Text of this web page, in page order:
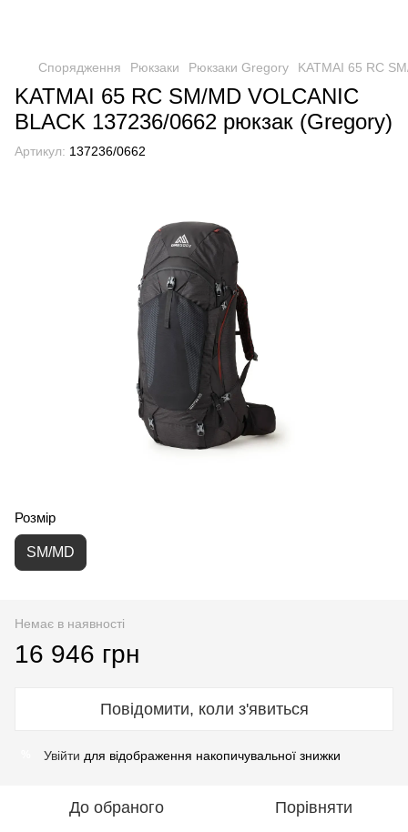
Спорядження Рюкзаки Рюкзаки Gregory KATMAI 65 RC
KATMAI 65 RC SM/MD VOLCANIC
BLACK 137236/0662 рюкзак (Gregory)
Артикул: 137236/0662
Розмір
SM/MD
Немає в наявності
16 946 грн
Повідомити, коли з'явиться
Увійти для відображення накопичувальної знижки
До обраного Порівняти